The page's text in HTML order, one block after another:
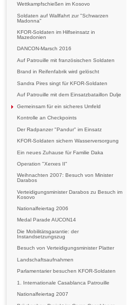
Wettkampfschießen im Kosovo
Soldaten auf Wallfahrt zur "Schwarzen
Madonna"
KFOR-Soldaten im Hilfseinsatz in
Mazedonien
DANCON-Marsch 2016
Auf Patrouille mit französischen Soldaten
Brand in Reifenfabrik wird gelöscht
Sandra Pires singt für KFOR-Soldaten
Auf Patrouille mit dem Einsatzbataillon Dulje
Gemeinsam für ein sicheres Umfeld
Kontrolle an Checkpoints
Der Radpanzer "Pandur" im Einsatz
KFOR-Soldaten sichern Wasserversorgung
Ein neues Zuhause für Familie Daka
Operation "Xerxes II"
Weihnachten 2007: Besuch von Minister
Darabos
Verteidigungsminister Darabos zu Besuch im
Kosovo
Nationalfeiertag 2006
Medal Parade AUCON14
Die Mobilitätsgarantie: der
Instandsetzungszug
Besuch von Verteidigungsminister Platter
Landschaftsaufnahmen
Parlamentarier besuchen KFOR-Soldaten
1. Internationale Casablanca Patrouille
Nationalfeiertag 2007